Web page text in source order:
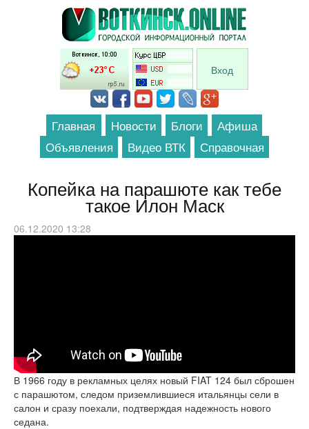
Перейти к основному содержанию
Вход
Главная Новости Блоги
Афиша
Объявления
Видео ВТК Справочная
Копейка на парашюте как тебе
такое Илон Маск
06.12.2020 13:28
В 1966 году в рекламных целях новый FIAT 124 был сброшен
с парашютом, следом приземлившиеся итальянцы сели в
салон и сразу поехали, подтверждая надежность нового
седана.